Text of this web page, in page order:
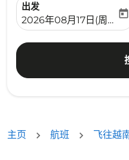
出发
fc-booking-
2026年08月17日(周一)
today
主页 航班 飞往越